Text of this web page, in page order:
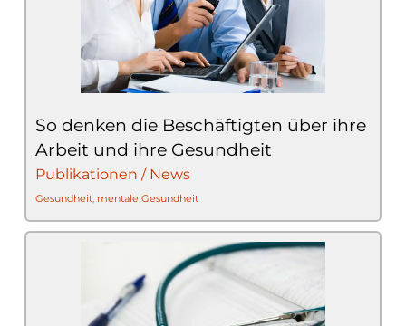
So denken die Beschäftigten über ihre
Arbeit und ihre Gesundheit
Publikationen / News
Gesundheit, mentale Gesundheit